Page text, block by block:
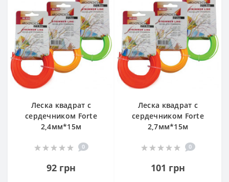
Леска квадрат с
сердечником Forte
2,4мм*15м
0
92 грн
Леска квадрат с
сердечником Forte
2,7мм*15м
0
101 грн